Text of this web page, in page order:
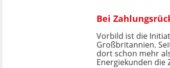
Bei
Vorbild ist die
Großbritannien.
dort schon mehr
Energiekunden die